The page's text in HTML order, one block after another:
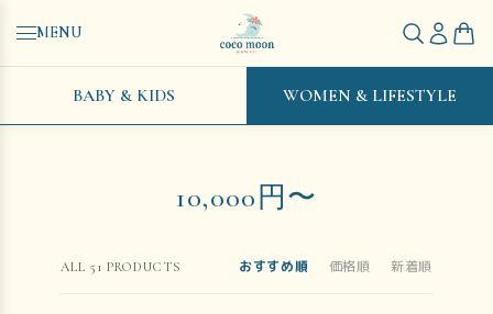
MENU
BABY & KIDS WOMEN & LIFESTYLE
10,000円〜
ALL51 PRODUCTS おすすめ順 価格順 新着順